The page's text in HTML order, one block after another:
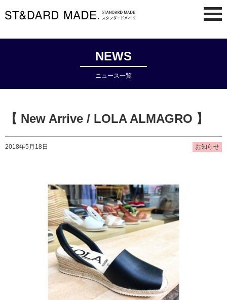
NEWS
ニュース一覧
【 New Arrive / LOLA ALMAGRO 】
2018年5月18日 お知らせ